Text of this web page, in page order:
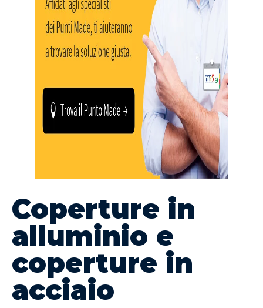
Coperture in
alluminio e
coperture in
acciaio